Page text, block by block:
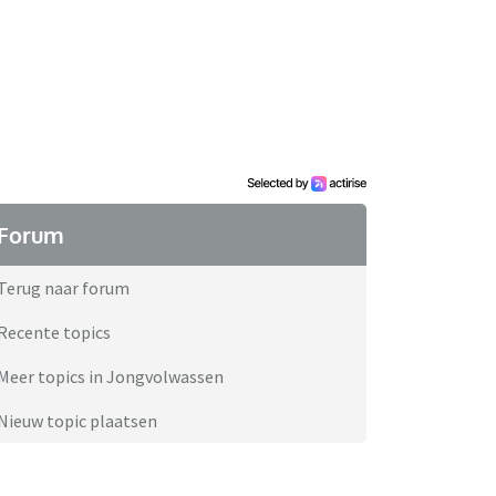
naar forum
topics
topics in Jongvolwassen
topic plaatsen